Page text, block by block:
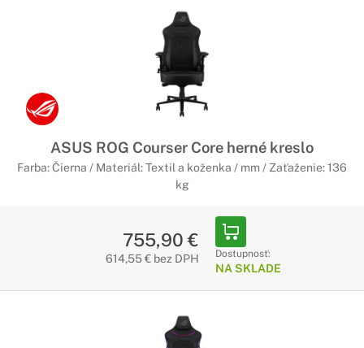
ASUS ROG Courser Core herné kreslo
Farba: Čierna / Materiál: Textil a koženka / mm / Zaťaženie: 136
kg
755,90 €
614,55 € bez DPH Dostupnosť:
NA SKLADE